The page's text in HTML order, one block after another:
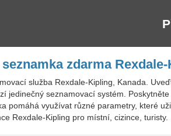
zdarma
služba Rexdale-Kipling, Kanada.
jedinečný seznamovací systém.
pomáhá využívat různé parametry, které
Rexdale-Kipling pro místní, cizince, turisty.